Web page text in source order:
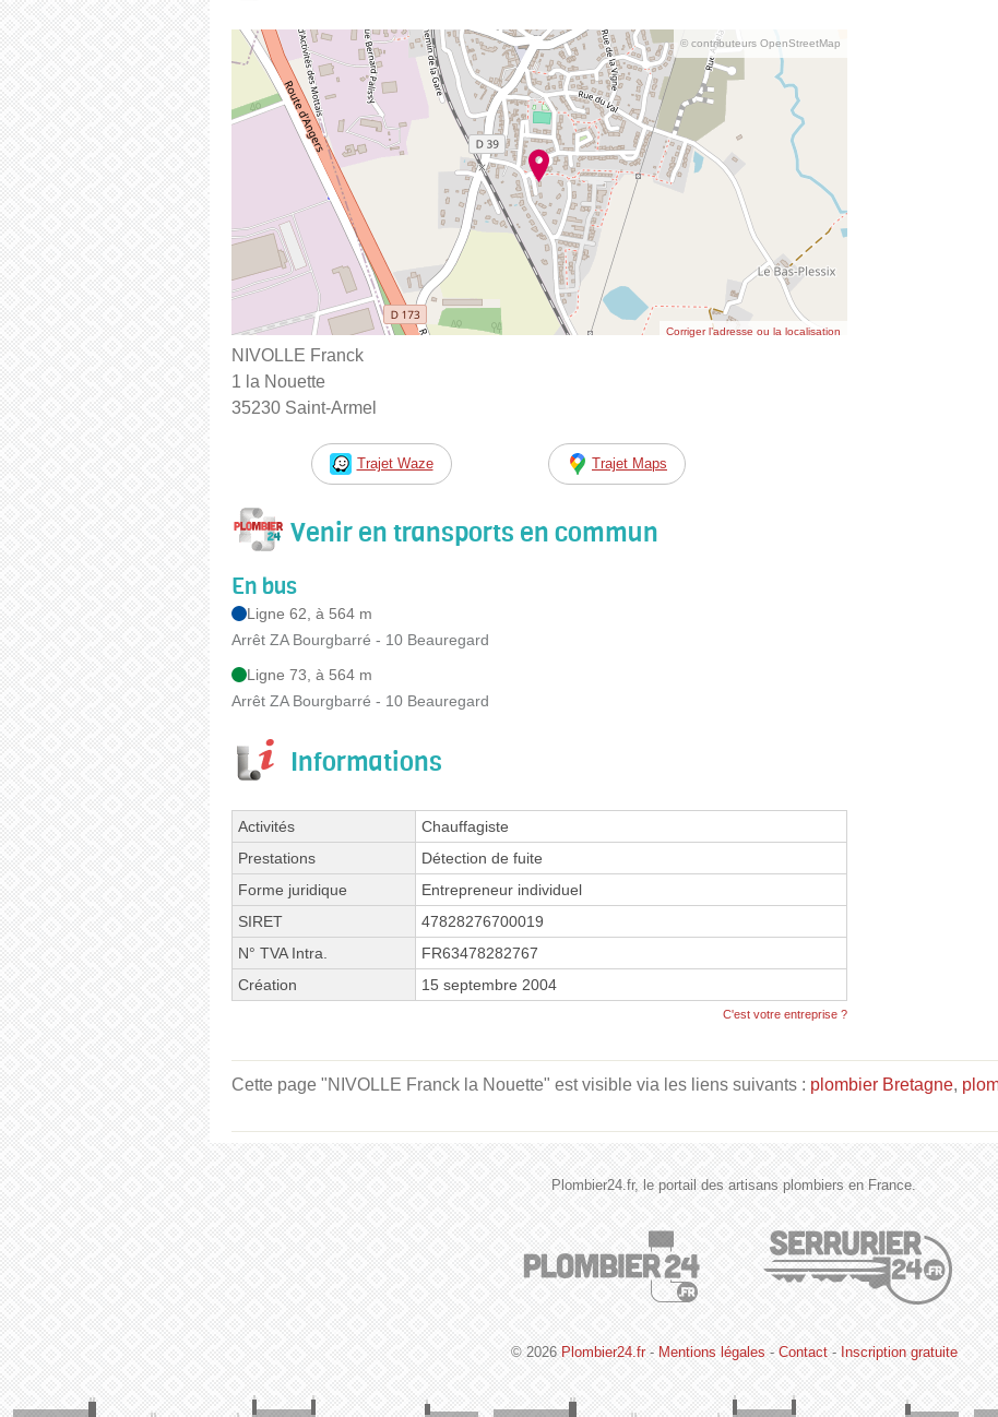
© contributeurs OpenStreetMap
Corriger l’adresse ou la localisation
NIVOLLE Franck
1 la Nouette
35230 Saint-Armel
Trajet Waze Trajet Maps
Venir en transports en commun
En bus
Ligne 62, à 564 m
Arrêt ZA Bourgbarré - 10 Beauregard
Ligne 73, à 564 m
Arrêt ZA Bourgbarré - 10 Beauregard
Informations
Activités
Chauffagiste
Prestations
Détection de fuite
Forme juridique
Entrepreneur individuel
SIRET
47828276700019
N° TVA Intra.
FR63478282767
Création
15 septembre 2004
C'est votre entreprise ?
Cette page "NIVOLLE Franck la Nouette" est visible via les liens suivants : plombier Bretagne,
Plombier24.fr, le portail des artisans plombiers en France.
© 2026 Plombier24.fr - Mentions légales - Contact- Inscription gratuite